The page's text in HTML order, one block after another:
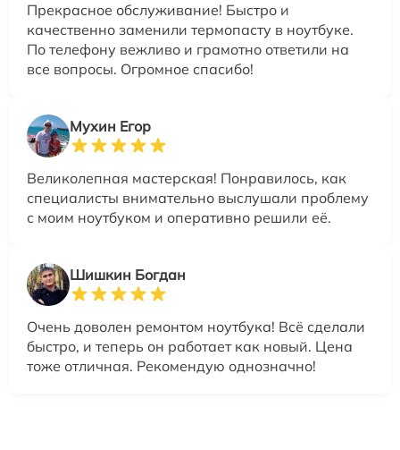
Прекрасное обслуживание! Быстро и
качественно заменили термопасту в ноутбуке.
По телефону вежливо и грамотно ответили на
все вопросы. Огромное спасибо!
Мухин Егор
Великолепная мастерская! Понравилось, как
специалисты внимательно выслушали проблему
с моим ноутбуком и оперативно решили её.
Шишкин Богдан
Очень доволен ремонтом ноутбука! Всё сделали
быстро, и теперь он работает как новый. Цена
тоже отличная. Рекомендую однозначно!